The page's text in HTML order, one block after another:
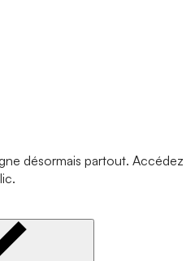
désormais partout. Accédez